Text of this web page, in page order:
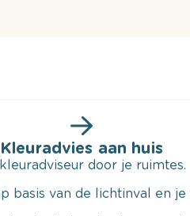
Kleuradvies aan huis
door je ruimtes.
basis van de lichtinval en je